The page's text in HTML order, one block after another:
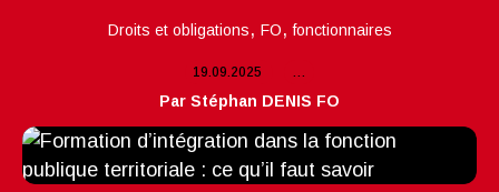
Droits et obligations, FO,fonctionnaires
19.09.2025 …
Par Stéphan DENIS FO